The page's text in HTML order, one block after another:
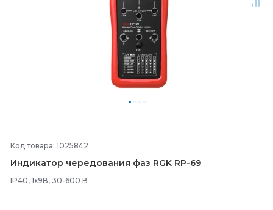
Код товара: 1025842
Индикатор чередования фаз RGK RP-69
IP40, 1х9В, 30-600 В